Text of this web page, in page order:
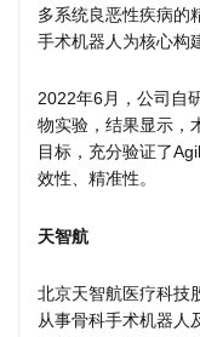
多系统良恶性疾病的
手术机器人为核心构
2022年6月，公司自
物实验，结果显示，
目标，充分验证了
效性、精准性。
天智航
北京天智航医疗科技
从事骨科手术机器人